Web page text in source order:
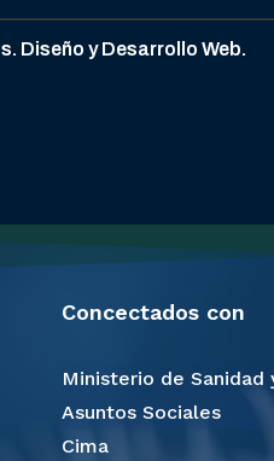
Diseño y Desarrollo Web.
Concectados con
Ministerio de Sanidad
Asuntos Sociales
Cima